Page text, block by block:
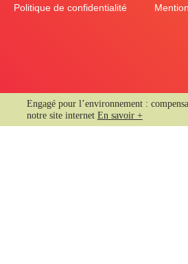
Politique de confidentialité
Engagé pour l’environnement :
notre site internet En savoir +